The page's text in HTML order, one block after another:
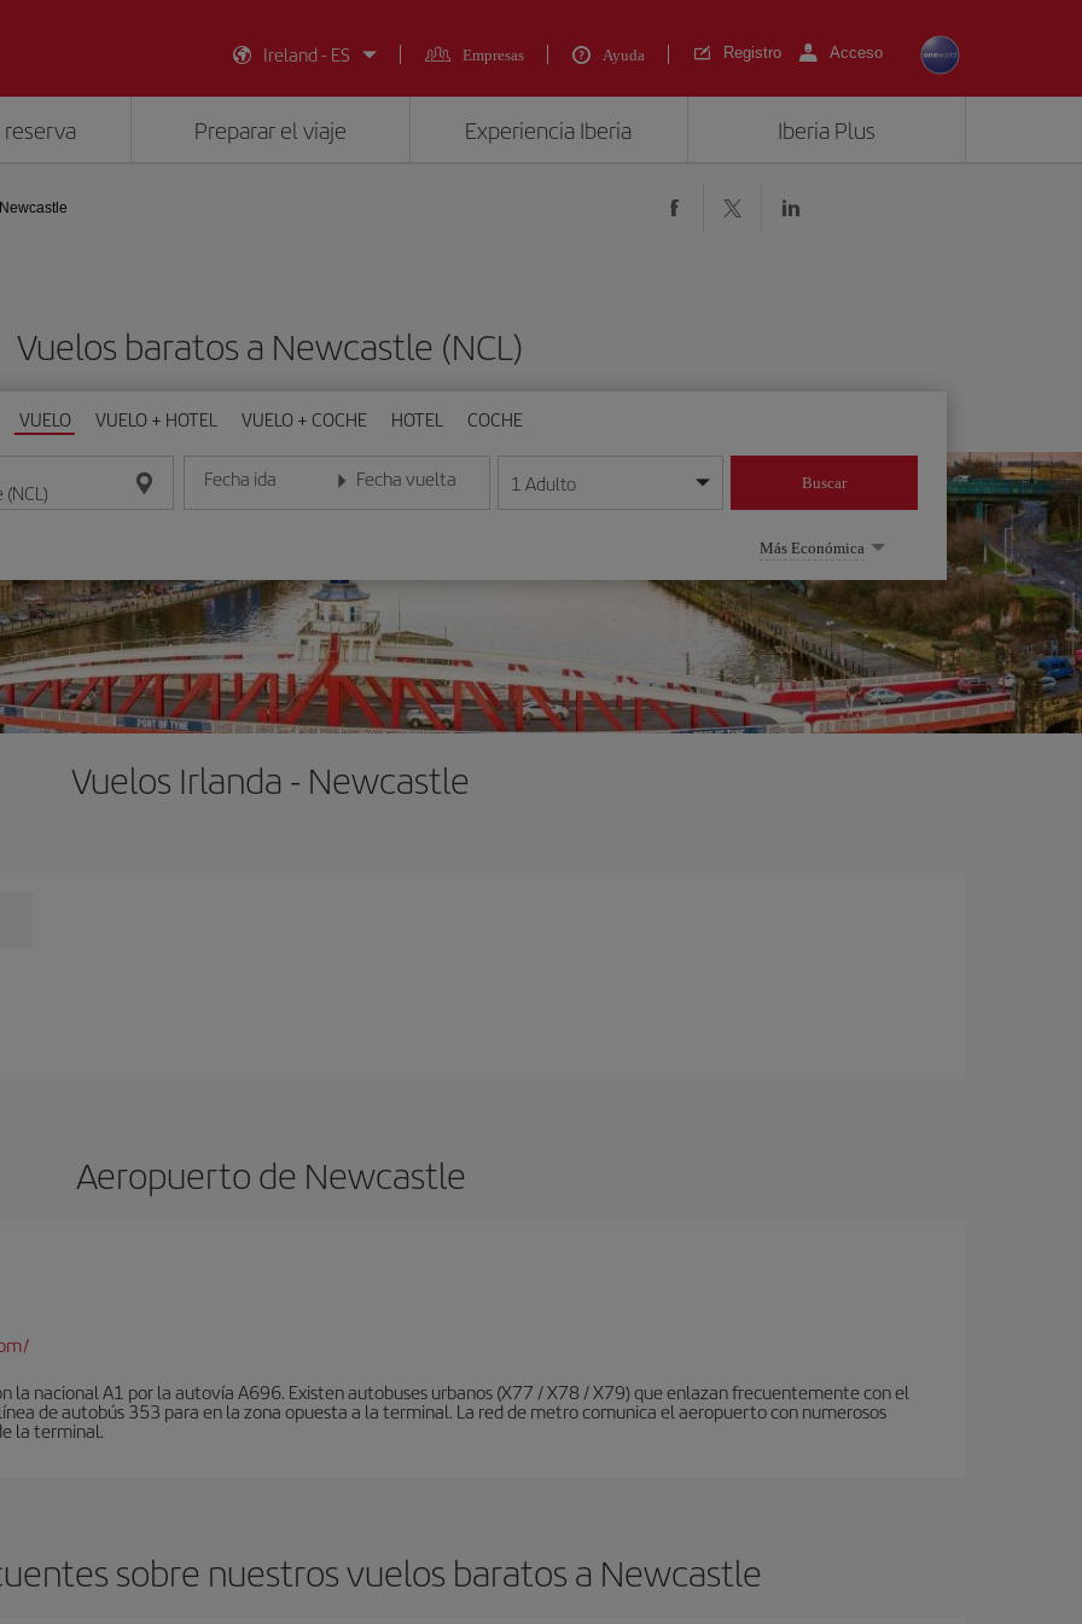
Ireland - ES
Empresas Ayuda Registro Acceso
Preparar el viaje Experiencia Iberia Iberia Plus
Newcastle
Vuelos baratos a Newcastle (NCL)
VUELO VUELO + HOTEL VUELO + COCHE HOTEL COCHE
Fecha ida
Introduce la fecha en formato día/mes/año
Fecha vuelta
Introduce la fecha en formato día/mes/año
1 Adulto Buscar
Más Económica
Vuelos Irlanda - Newcastle
Aeropuerto de Newcastle
la nacional A1 por la autovía A696. Existen autobuses urbanos (X77 / X78 / X79) que enlazan frecuentemente con el
de autobús 353 para en la zona opuesta a la terminal. La red de metro comunica el aeropuerto con numerosos
la terminal.
sobre nuestros vuelos baratos a Newcastle